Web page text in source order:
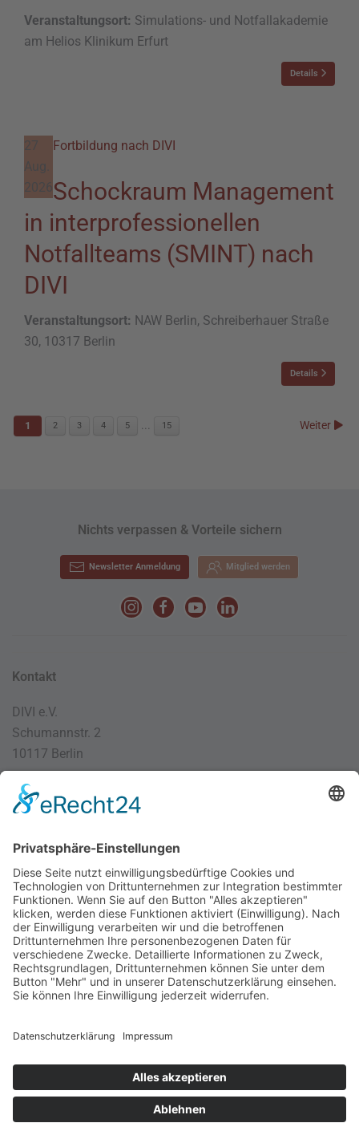
Veranstaltungsort: Simulations- und Notfallakademie
am Helios Klinikum Erfurt
Details
27
Aug.
2026
Fortbildung nach DIVI
Schockraum Management
in interprofessionellen
Notfallteams (SMINT) nach
DIVI
Veranstaltungsort: NAW Berlin, Schreiberhauer Straße
30, 10317 Berlin
Details
1 2 3 4 5 15 Weiter
Nichts verpassen & Vorteile sichern
Newsletter Anmeldung Mitglied werden
Kontakt
DIVI e.V.
Schumannstr. 2
10117 Berlin
030 / 4000 56 32
Imprint
Datenschutz
Impressum
AGB
Cookie Settings
Powered bybioculture GmbH.